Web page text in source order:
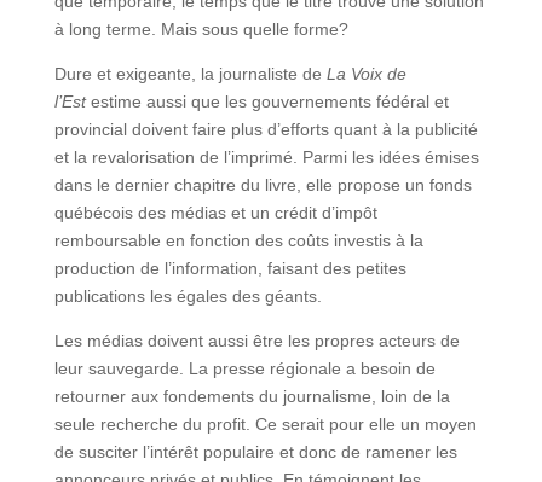
à long terme. Mais sous quelle forme?
Dure et exigeante, la journaliste de La Voix de
l’Estestime aussi que les gouvernements fédéral et
provincial doivent faire plus d’efforts quant à la publicité
et la revalorisation de l’imprimé. Parmi les idées émises
dans le dernier chapitre du livre, elle propose un fonds
québécois des médias et un crédit d’impôt
remboursable en fonction des coûts investis à la
production de l’information, faisant des petites
publications les égales des géants.
Les médias doivent aussi être les propres acteurs de
leur sauvegarde. La presse régionale a besoin de
retourner aux fondements du journalisme, loin de la
seule recherche du profit. Ce serait pour elle un moyen
de susciter l’intérêt populaire et donc de ramener les